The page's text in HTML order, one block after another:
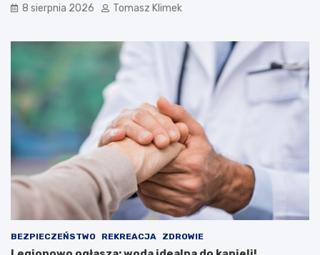
8 sierpnia 2026 Tomasz Klimek
BEZPIECZEŃSTWO REKREACJA ZDROWIE